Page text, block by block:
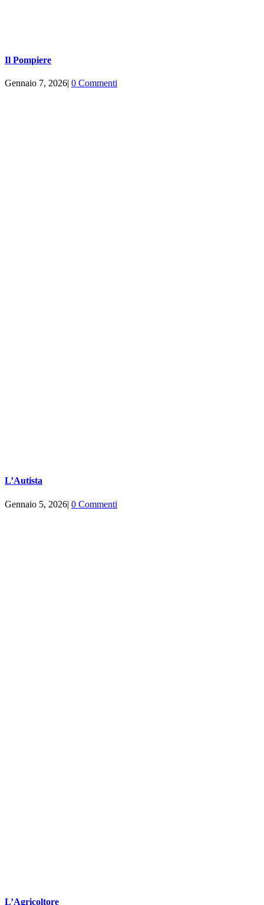
Il Pompiere
Gennaio 7, 2026| 0 Commenti
L’Autista
Gennaio 5, 2026| 0 Commenti
L’Agricoltore